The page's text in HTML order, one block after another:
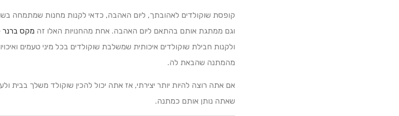
קופסת שוקולדים לאהובתך, ליום האהבה, כדאי לקנות מחנות שמתמחה
וגם ממתגת אותם בהתאם ליום האהבה. אחת מהחנויות האלו זה מקס ברנר
ולקנות חבילת שוקולדים איכותית שמשלבת שוקולדים בכל מיני טעמים
מהמתנה שהבאת לה.
אם אתה רוצה להיות יותר יצירתי, אז אתה יכול להכין שוקולד משלך בבית
שאתה נותן אותם כמתנה.